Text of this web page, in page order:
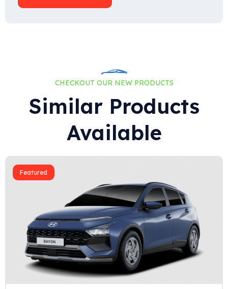
CHECKOUT OUR NEW PRODUCTS
Similar Products
Available
Featured